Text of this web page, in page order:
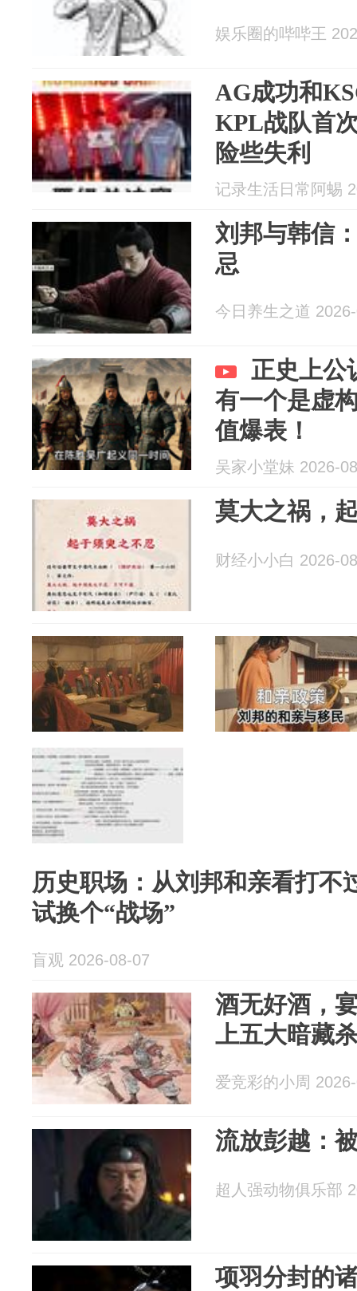
娱乐圈的哔哔王
AG成功和
KPL战队首
险些失利
记录生活日常阿蜴
刘邦与韩信
忌
今日养生之道
正史上公
有一个是虚
值爆表！
吴家小堂妹 2026-
莫大之祸，
财经小小白 2026-
历史职场：从刘邦和亲看打不
试换个“战场”
盲观 2026-08-07
酒无好酒，
上五大暗藏
爱竞彩的小周
流放彭越：
超人强动物俱乐部
项羽分封的